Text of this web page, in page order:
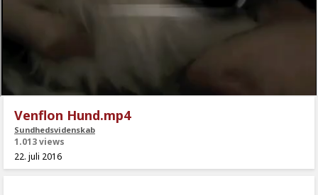
Venflon Hund.mp4
Sundhedsvidenskab
1.013 views
22. juli 2016